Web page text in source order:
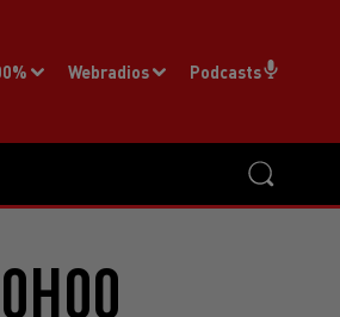
Webradios Podcasts